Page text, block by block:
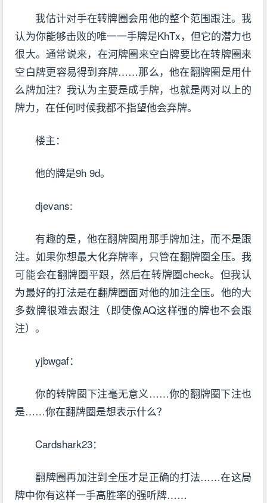
我估计对手在转牌圈会用他的整个范围跟注。我
认为你能够击败的唯一一手牌是KhTx，但它的潜力也
很大。通常说来，在河牌圈来空白牌要比在转牌圈来
空白牌更容易得到弃牌……那么，他在翻牌圈是用什
么牌加注？我认为主要是成手牌，也就是两对以上的
牌力，在任何时候我都不指望他会弃牌。
楼主：
他的牌是9h 9d。
djevans:
有趣的是，他在翻牌圈用那手牌加注，而不是跟
注。如果你想最大化弃牌率，只管在翻牌圈全压。我
可能会在翻牌圈平跟，然后在转牌圈check。但我认
为最好的打法是在翻牌圈面对他的加注全压。他的大
多数牌很难去跟注（即使像AQ这样强的牌也不会跟
注）。
yjbwgaf：
你的转牌圈下注毫无意义……你的翻牌圈下注也
是……你在翻牌圈是想表示什么？
Cardshark23：
翻牌圈再加注到全压才是正确的打法……在这局
牌中你有这样一手高胜率的强听牌……